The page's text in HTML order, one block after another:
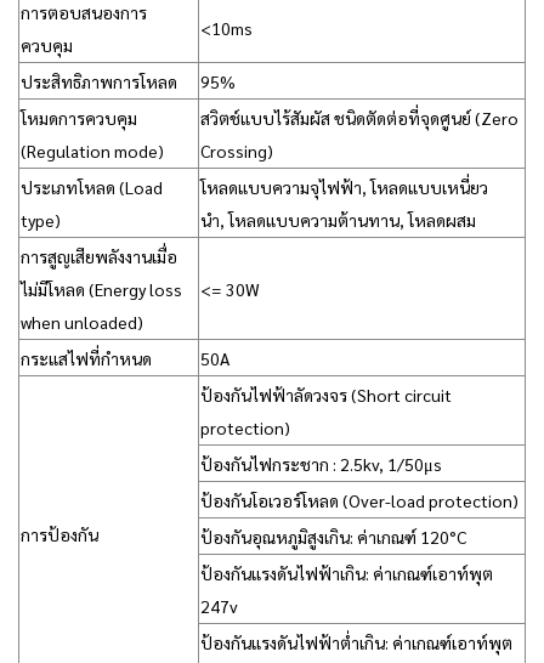
การตอบสนองการ
ควบคุม
<10ms
ประสิทธิภาพการโหลด
95%
โหมดการควบคุม
(Regulation mode)
สวิตช์แบบไร้สัมผัส ชนิดตัดต่อที่จุดศูนย์ (Zero
Crossing)
ประเภทโหลด (Load
type)
โหลดแบบความจุไฟฟ้า, โหลดแบบเหนี่ยว
นำ, โหลดแบบความต้านทาน, โหลดผสม
การสูญเสียพลังงานเมื่อ
ไม่มีโหลด (Energy loss
when unloaded)
<= 30W
กระแสไฟที่กำหนด 50A
การป้องกัน
ป้องกันไฟฟ้าลัดวงจร (Short circuit
protection)
ป้องกันไฟกระชาก : 2.5kv, 1/50μs
ป้องกันโอเวอร์โหลด (Over-load protection)
ป้องกันอุณหภูมิสูงเกิน: ค่าเกณฑ์ 120°C
ป้องกันแรงดันไฟฟ้าเกิน: ค่าเกณฑ์เอาท์พุต
247v
ป้องกันแรงดันไฟฟ้าต่ำเกิน: ค่าเกณฑ์เอาท์พุต